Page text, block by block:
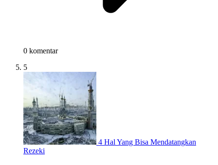
0 komentar
5
4 Hal Yang Bisa Mendatangkan
Rezeki